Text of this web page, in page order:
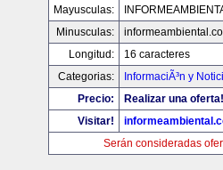
Mayusculas:
Minusculas:
Longitud:
16 caracteres
Categorias:
InformaciÃ³n y
Precio:
Realizar una oferta!
Visitar!
Serán consideradas